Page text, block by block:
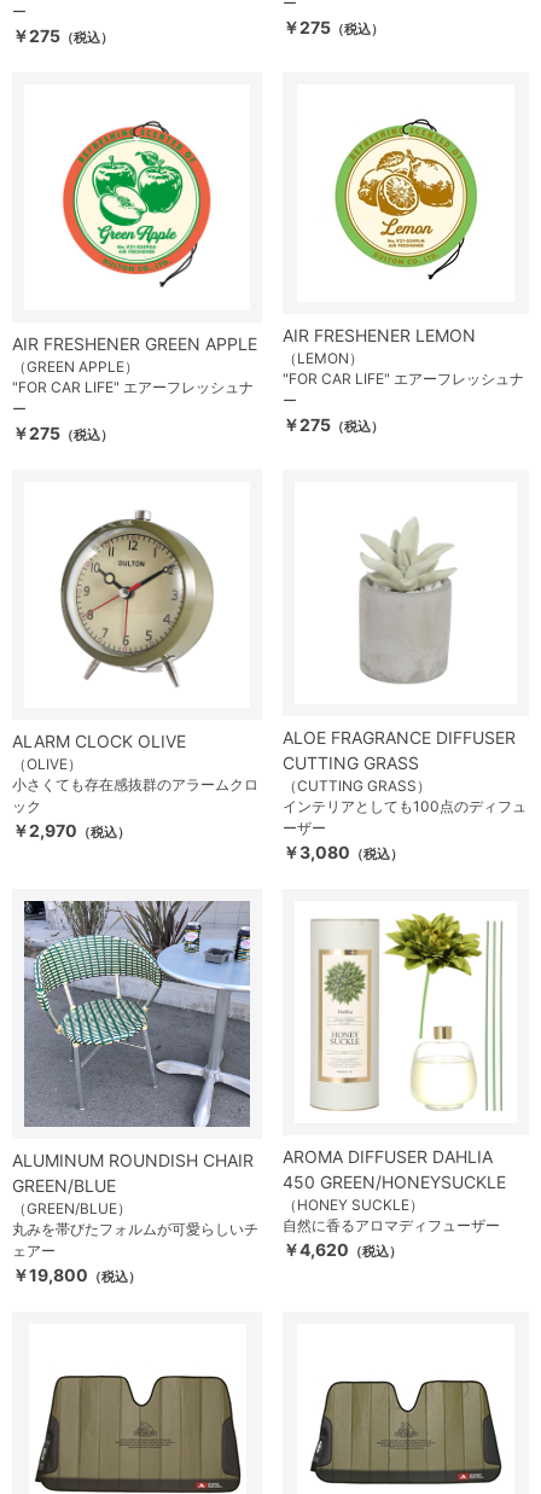
ー
￥275 （税込） ￥275 （税込）
AIR FRESHENER GREEN APPLE
（GREEN APPLE）
"FOR CAR LIFE" エアーフレッシュナ
ー
￥275 （税込）
AIR FRESHENER LEMON
（LEMON）
"FOR CAR LIFE" エアーフレッシュナ
ー
￥275 （税込）
ALARM CLOCK OLIVE
（OLIVE）
小さくても存在感抜群のアラームクロ
ック
￥2,970 （税込）
ALOE FRAGRANCE DIFFUSER
CUTTING GRASS
（CUTTING GRASS）
インテリアとしても100点のディフュ
ーザー
￥3,080 （税込）
ALUMINUM ROUNDISH CHAIR
GREEN/BLUE
（GREEN/BLUE）
丸みを帯びたフォルムが可愛らしいチ
ェアー
￥19,800 （税込）
AROMA DIFFUSER DAHLIA
450 GREEN/HONEYSUCKLE
（HONEY SUCKLE）
自然に香るアロマディフューザー
￥4,620 （税込）